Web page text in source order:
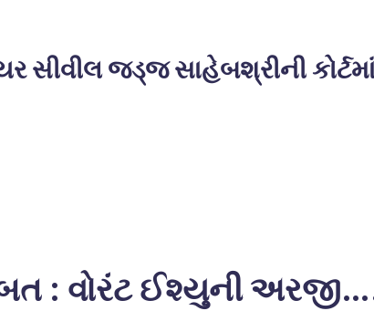
સીવીલ જડ્જ સાહેબશ્રીની
: વોરંટ ઈશ્યુની